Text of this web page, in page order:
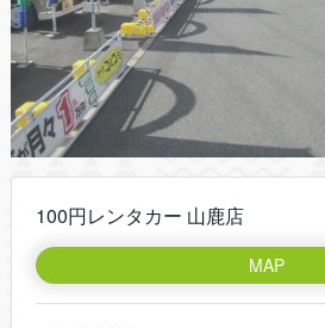
100円レンタカー 山鹿店
MAP